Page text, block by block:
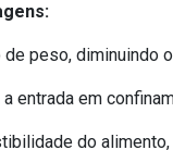
de peso, diminuindo
entrada em
do